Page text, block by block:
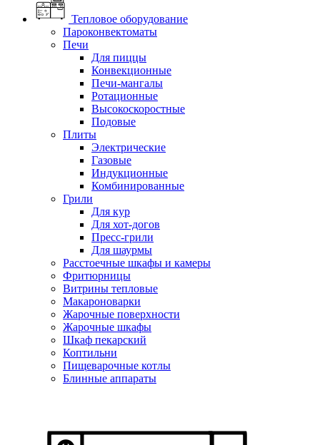
Тепловое оборудование
Пароконвектоматы
Печи
Для пиццы
Конвекционные
Печи-мангалы
Ротационные
Высокоскоростные
Подовые
Плиты
Электрические
Газовые
Индукционные
Комбинированные
Грили
Для кур
Для хот-догов
Пресс-грили
Для шаурмы
Расстоечные шкафы и камеры
Фритюрницы
Витрины тепловые
Макароноварки
Жарочные поверхности
Жарочные шкафы
Шкаф пекарский
Коптильни
Пищеварочные котлы
Блинные аппараты